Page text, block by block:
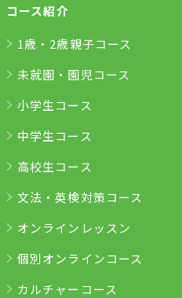
コース紹介
1歳・2歳親子コース
未就園・園児コース
小学生コース
中学生コース
高校生コース
文法・英検対策コース
オンラインレッスン
個別オンラインコース
カルチャーコース